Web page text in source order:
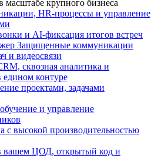
масштабе крупного бизнеса
HR-процессы и управление
и AI-фиксация итогов встреч
Защищенные коммуникации
и видеосвязи
сквозная аналитика и
контуре
проектами, задачами
и управление
с высокой производительностью
вашем ЦОД, открытый код и